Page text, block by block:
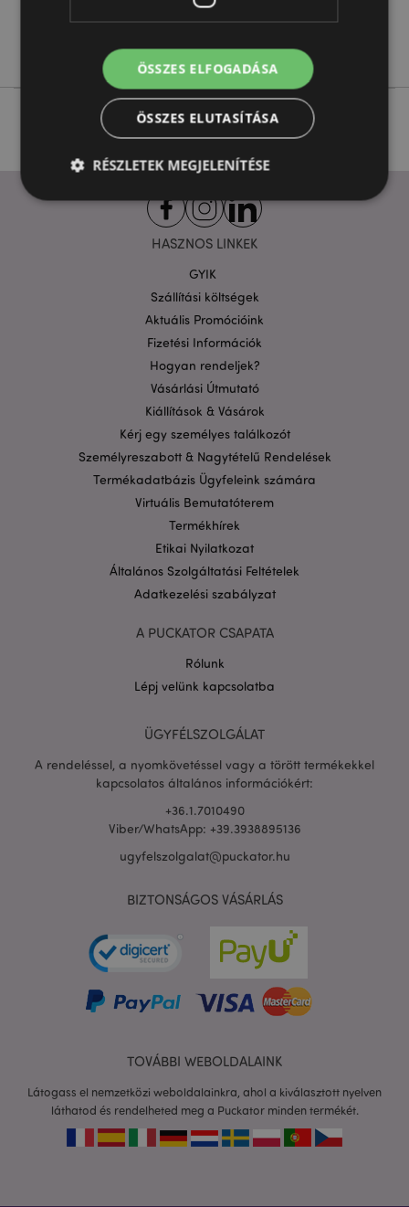
Nem
Foodiemals
HASZNOS LINKEK
GYIK
Szállítási költségek
Aktuális Promócióink
Fizetési Információk
Hogyan rendeljek?
Vásárlási Útmutató
Kiállítások & Vásárok
Kérj egy személyes találkozót
Személyreszabott & Nagytételű Rendelések
Termékadatbázis Ügyfeleink számára
Virtuális Bemutatóterem
Termékhírek
Etikai Nyilatkozat
Általános Szolgáltatási Feltételek
Adatkezelési szabályzat
A PUCKATOR CSAPATA
Rólunk
Lépj velünk kapcsolatba
ÜGYFÉLSZOLGÁLAT
A rendeléssel, a nyomkövetéssel vagy a törött termékekkel
kapcsolatos általános információkért:
+36.1.7010490
Viber/WhatsApp: +39.3938895136
ugyfelszolgalat@puckator.hu
BIZTONSÁGOS VÁSÁRLÁS
TOVÁBBI WEBOLDALAINK
Látogass el nemzetközi weboldalainkra, ahol a kiválasztott nyelven
láthatod és rendelheted meg a Puckator minden termékét.
ÖSSZES ELFOGADÁSA
ÖSSZES ELUTASÍTÁSA
RÉSZLETEK MEGJELENÍTÉSE
Elengedhetetlenül szükséges
A weboldal működéséhez feltétlenül szükséges sütik
például a felhasználói bejelentkezést és a
fiókkezelést. A weboldal nem használható
.puckator.hu
PHPSESSID
puckator.hu
private_content_version
Adobe Inc.
www.puckator.hu